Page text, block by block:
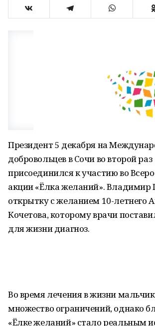
Президент 5 декабря на
добровольцев в Сочи во второй раз
присоединился к участию во
акции «Ёлка желаний». Владимир
открытку с желанием 10-летнего
Кочетова, которому врачи
для жизни диагноз.
Во время лечения в жизни
множество ограничений, однако
«Ёлке желаний» стало реальным